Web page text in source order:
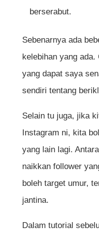
berserabut.
Sebenarnya ada
kelebihan yang
yang dapat saya
sendiri tentang
Selain tu juga, jika
Instagram ni, kita
yang lain lagi.
naikkan follower
boleh target umur,
jantina.
Dalam tutorial